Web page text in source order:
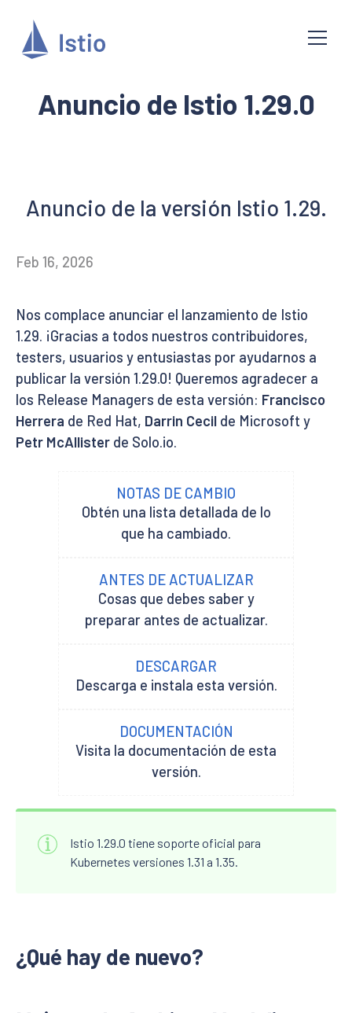
Anuncio de Istio 1.29.0
Anuncio de la versión Istio 1.29.
Feb 16, 2026
Nos complace anunciar el lanzamiento de Istio
1.29. ¡Gracias a todos nuestros contribuidores,
testers, usuarios y entusiastas por ayudarnos a
publicar la versión 1.29.0! Queremos agradecer a
los Release Managers de esta versión: Francisco
Herrera de Red Hat, Darrin Cecil de Microsoft y
Petr McAllister de Solo.io.
NOTAS DE CAMBIO
Obtén una lista detallada de lo
que ha cambiado.
ANTES DE ACTUALIZAR
Cosas que debes saber y
preparar antes de actualizar.
DESCARGAR
Descarga e instala esta versión.
DOCUMENTACIÓN
Visita la documentación de esta
versión.
Istio 1.29.0 tiene soporte oficial para
Kubernetes versiones 1.31 a 1.35.
¿Qué hay de nuevo?